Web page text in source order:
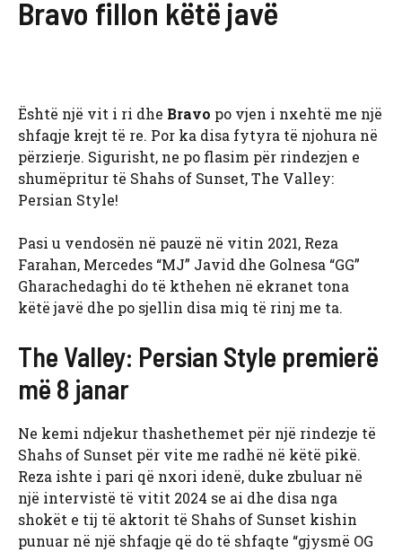
Bravo fillon këtë javë
Është një vit i ri dhe Bravo po vjen i nxehtë me një
shfaqje krejt të re. Por ka disa fytyra të njohura në
përzierje. Sigurisht, ne po flasim për rindezjen e
shumëpritur të Shahs of Sunset, The Valley:
Persian Style!
Pasi u vendosën në pauzë në vitin 2021, Reza
Farahan, Mercedes “MJ” Javid dhe Golnesa “GG”
Gharachedaghi do të kthehen në ekranet tona
këtë javë dhe po sjellin disa miq të rinj me ta.
The Valley: Persian Style premierë
më 8 janar
Ne kemi ndjekur thashethemet për një rindezje të
Shahs of Sunset për vite me radhë në këtë pikë.
Reza ishte i pari që nxori idenë, duke zbuluar në
një intervistë të vitit 2024 se ai dhe disa nga
shokët e tij të aktorit të Shahs of Sunset kishin
punuar në një shfaqje që do të shfaqte “gjysmë OG